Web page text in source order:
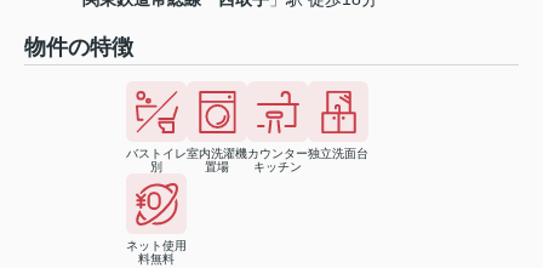
物件の特徴
バストイレ
別
室内洗濯機
置場
カウンター
キッチン
独立洗面台
ネット使用
料無料